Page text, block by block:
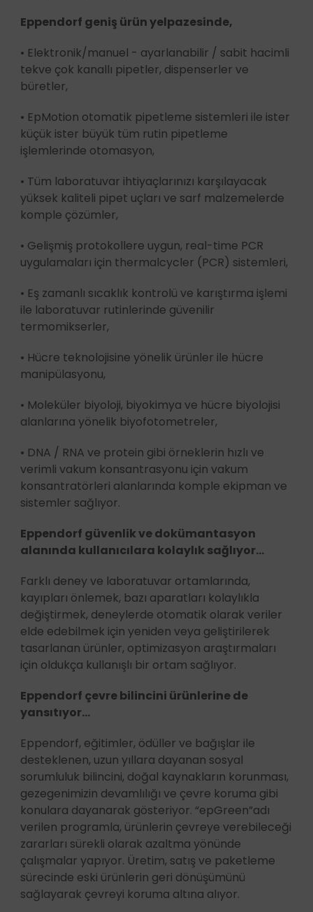
Eppendorf geniş ürün yelpazesinde,
• Elektronik/manuel - ayarlanabilir / sabit hacimli
tekve çok kanallı pipetler, dispenserler ve
büretler,
• EpMotion otomatik pipetleme sistemleri ile ister
küçük ister büyük tüm rutin pipetleme
işlemlerinde otomasyon,
• Tüm laboratuvar ihtiyaçlarınızı karşılayacak
yüksek kaliteli pipet uçları ve sarf malzemelerde
komple çözümler,
• Gelişmiş protokollere uygun, real-time PCR
uygulamaları için thermalcycler (PCR) sistemleri,
• Eş zamanlı sıcaklık kontrolü ve karıştırma işlemi
ile laboratuvar rutinlerinde güvenilir
termomikserler,
• Hücre teknolojisine yönelik ürünler ile hücre
manipülasyonu,
• Moleküler biyoloji, biyokimya ve hücre biyolojisi
alanlarına yönelik biyofotometreler,
• DNA / RNA ve protein gibi örneklerin hızlı ve
verimli vakum konsantrasyonu için vakum
konsantratörleri alanlarında komple ekipman ve
sistemler sağlıyor.
Eppendorf güvenlik ve dokümantasyon
alanında kullanıcılara kolaylık sağlıyor…
Farklı deney ve laboratuvar ortamlarında,
kayıpları önlemek, bazı aparatları kolaylıkla
değiştirmek, deneylerde otomatik olarak veriler
elde edebilmek için yeniden veya geliştirilerek
tasarlanan ürünler, optimizasyon araştırmaları
için oldukça kullanışlı bir ortam sağlıyor.
Eppendorf çevre bilincini ürünlerine de
yansıtıyor…
Eppendorf, eğitimler, ödüller ve bağışlar ile
desteklenen, uzun yıllara dayanan sosyal
sorumluluk bilincini, doğal kaynakların korunması,
gezegenimizin devamlılığı ve çevre koruma gibi
konulara dayanarak gösteriyor. “epGreen”adı
verilen programla, ürünlerin çevreye verebileceği
zararları sürekli olarak azaltma yönünde
çalışmalar yapıyor. Üretim, satış ve paketleme
sürecinde eski ürünlerin geri dönüşümünü
sağlayarak çevreyi koruma altına alıyor.